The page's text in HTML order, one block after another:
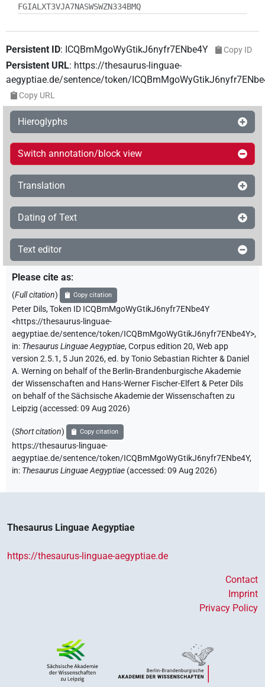
FGIALXT3VJA7NASWSWZN334BMQ
Persistent ID: ICQBmMgoWyGtikJ6nyfr7ENbe4Y Copy ID
Persistent URL: https://thesaurus-linguae-
aegyptiae.de/sentence/token/
Copy URL
Hieroglyphs
Switch annotation/block view
Translation
Dating of Text
Text editor
Please cite as:
(Full citation) Copy citation
Peter Dils,Token ID ICQBmMgoWyGtikJ6nyfr7ENbe4Y
<https://thesaurus-linguae-
aegyptiae.de/sentence/token/ICQBmMgoWyGtikJ6nyfr7ENbe4Y>,
in: Thesaurus Linguae Aegyptiae,Corpus edition 20, Web app
version 2.5.1, 5 Jun 2026, ed. by Tonio Sebastian Richter & Daniel
A. Werning on behalf of the Berlin-Brandenburgische Akademie
der Wissenschaften and Hans-Werner Fischer-Elfert & Peter Dils
on behalf of the Sächsische Akademie der Wissenschaften zu
Leipzig (accessed:09 Aug 2026)
(Short citation) Copy citation
https://thesaurus-linguae-
aegyptiae.de/sentence/token/ICQBmMgoWyGtikJ6nyfr7ENbe4Y,
in: Thesaurus Linguae Aegyptiae (accessed:09 Aug 2026)
Thesaurus Linguae Aegyptiae
https://thesaurus-linguae-aegyptiae.de
Contact
Imprint
Privacy Policy